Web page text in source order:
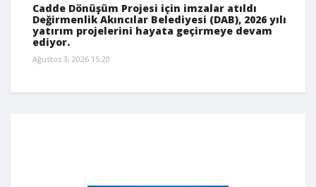
Cadde Dönüşüm Projesi için imzalar atıldı
Değirmenlik Akıncılar Belediyesi (DAB), 2026 yılı
yatırım projelerini hayata geçirmeye devam
ediyor.
Ağustos 3, 2026 15:20